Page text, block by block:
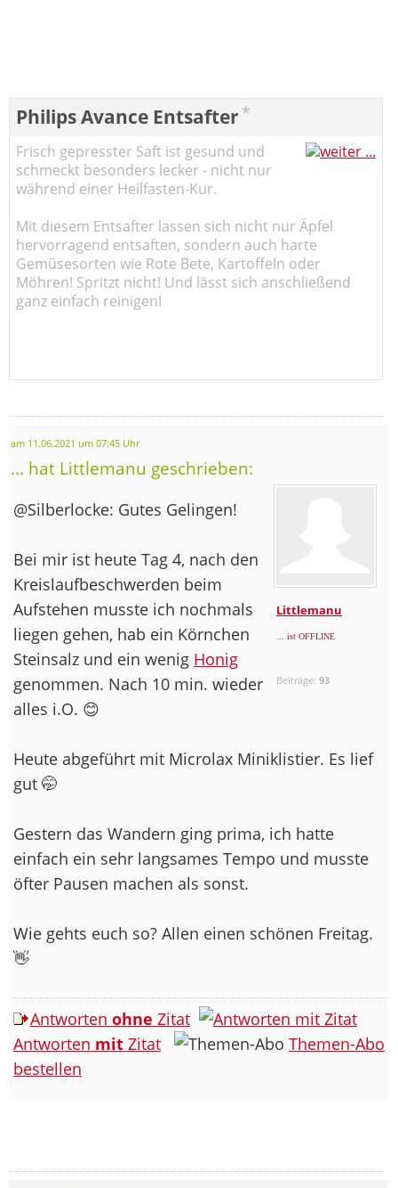
Philips Avance Entsafter *
Frisch gepresster Saft ist gesund und
schmeckt besonders lecker - nicht nur
während einer Heilfasten-Kur.
Mit diesem Entsafter lassen sich nicht nur Äpfel
hervorragend entsaften, sondern auch harte
Gemüsesorten wie Rote Bete, Kartoffeln oder
Möhren! Spritzt nicht! Und lässt sich anschließend
ganz einfach reinigen!
am 11.06.2021 um 07:45 Uhr
... hat Littlemanu geschrieben:
Littlemanu
... ist OFFLINE
Beiträge:93
@Silberlocke: Gutes Gelingen!
Bei mir ist heute Tag 4, nach den
Kreislaufbeschwerden beim
Aufstehen musste ich nochmals
liegen gehen, hab ein Körnchen
Steinsalz und ein wenig Honig
genommen. Nach 10 min. wieder
alles i.O. 😊
Heute abgeführt mit Microlax Miniklistier. Es lief
gut 🤭
Gestern das Wandern ging prima, ich hatte
einfach ein sehr langsames Tempo und musste
öfter Pausen machen als sonst.
Wie gehts euch so? Allen einen schönen Freitag.
👋
Antworten ohne Zitat
Antworten mit Zitat
Themen-Abo
bestellen